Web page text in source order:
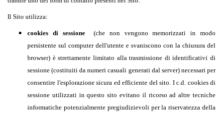
Il Sito utilizza:
cookies di sessione(che non vengono memorizzati in modo
persistente sul computer dell'utente e svaniscono con la chiusura del
browser) è strettamente limitato alla trasmissione di identificativi di
sessione (costituiti da numeri casuali generati dal server) necessari per
consentire l'esplorazione sicura ed efficiente del sito. I c.d. cookies di
sessione utilizzati in questo sito evitano il ricorso ad altre tecniche
informatiche potenzialmente pregiudizievoli per la riservatezza della